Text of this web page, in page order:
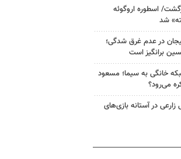
اسطوره اروگوئه
شد
لاهیجان در عدم غرق شدگی؛
برانگیز است
خانگی به سیما؛ مسعود
می‌رود؟
در آستانه بازی‌های